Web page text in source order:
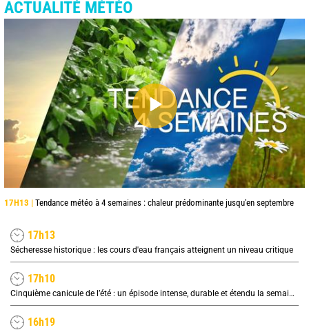
ACTUALITÉ MÉTÉO
17H13 | Tendance météo à 4 semaines : chaleur prédominante jusqu'en septembre
17h13
Sécheresse historique : les cours d'eau français atteignent un niveau critique
17h10
Cinquième canicule de l’été : un épisode intense, durable et étendu la semaine prochaine
16h19